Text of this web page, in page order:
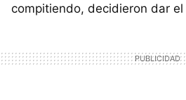
compitiendo, decidieron dar el